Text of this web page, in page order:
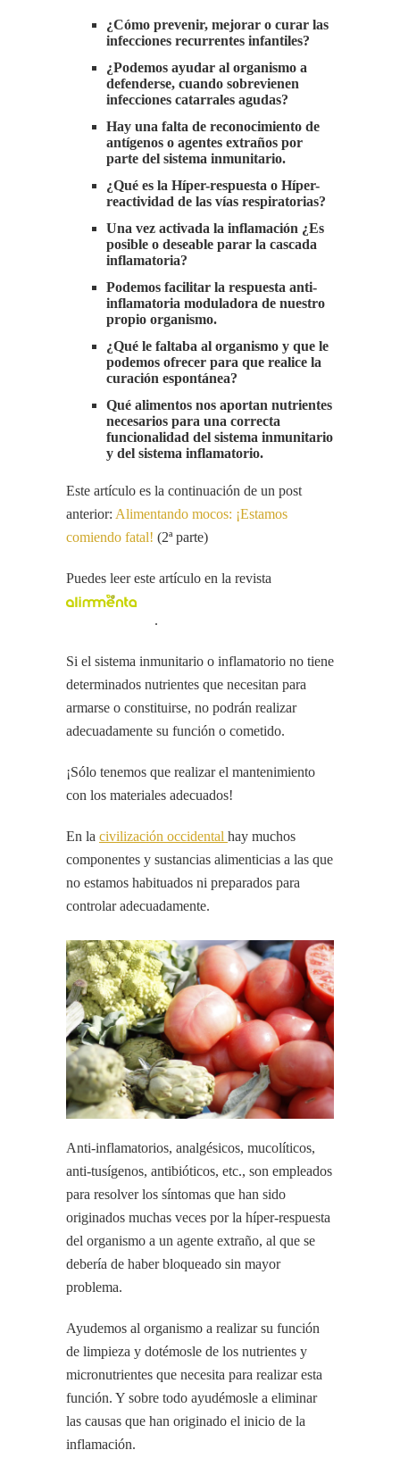
¿Cómo prevenir, mejorar o curar las
infecciones recurrentes infantiles?
¿Podemos ayudar al organismo a
defenderse, cuando sobrevienen
infecciones catarrales agudas?
Hay una falta de reconocimiento de
antígenos o agentes extraños por
parte del sistema inmunitario.
¿Qué es la Híper-respuesta o Híper-
reactividad de las vías respiratorias?
Una vez activada la inflamación ¿Es
posible o deseable parar la cascada
inflamatoria?
Podemos facilitar la respuesta anti-
inflamatoria moduladora de nuestro
propio organismo.
¿Qué le faltaba al organismo y que le
podemos ofrecer para que realice la
curación espontánea?
Qué alimentos nos aportan nutrientes
necesarios para una correcta
funcionalidad del sistema inmunitario
y del sistema inflamatorio.
Este artículo es la continuación de un post
anterior: Alimentando mocos: ¡Estamos
comiendo fatal! (2ª parte)
Puedes leer este artículo en la revista
.
Si el sistema inmunitario o inflamatorio no tiene
determinados nutrientes que necesitan para
armarse o constituirse, no podrán realizar
adecuadamente su función o cometido.
¡Sólo tenemos que realizar el mantenimiento
con los materiales adecuados!
En la civilización occidental hay muchos
componentes y sustancias alimenticias a las que
no estamos habituados ni preparados para
controlar adecuadamente.
Anti-inflamatorios, analgésicos, mucolíticos,
anti-tusígenos, antibióticos, etc., son empleados
para resolver los síntomas que han sido
originados muchas veces por la híper-respuesta
del organismo a un agente extraño, al que se
debería de haber bloqueado sin mayor
problema.
Ayudemos al organismo a realizar su función
de limpieza y dotémosle de los nutrientes y
micronutrientes que necesita para realizar esta
función. Y sobre todo ayudémosle a eliminar
las causas que han originado el inicio de la
inflamación.